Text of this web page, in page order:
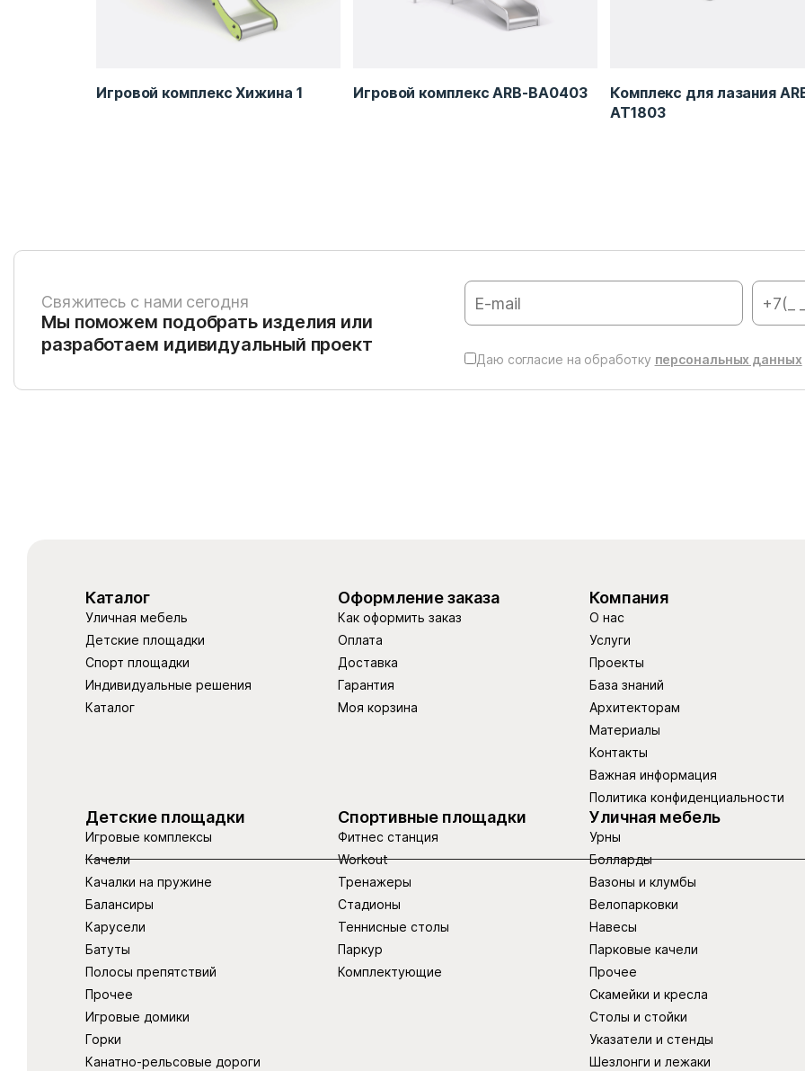
Игровой комплекс Хижина 1 Игровой комплекс ARB-BA0403
Комплекс для лазания
AT1803
Свяжитесь с нами сегодня
Мы поможем подобрать изделия или
разработаем идивидуальный проект
Даю согласие на обработку персональных данных
Каталог
Уличная мебель
Детские площадки
Спорт площадки
Индивидуальные решения
Каталог
Оформление заказа
Как оформить заказ
Оплата
Доставка
Гарантия
Моя корзина
Компания
О нас
Услуги
Проекты
База знаний
Архитекторам
Материалы
Контакты
Важная информация
Политика конфиденциальности
Детские площадки
Игровые комплексы
Качели
Качалки на пружине
Балансиры
Карусели
Батуты
Полосы препятствий
Прочее
Игровые домики
Горки
Канатно-рельсовые дороги
Спортивные площадки
Фитнес станция
Workout
Тренажеры
Стадионы
Теннисные столы
Паркур
Комплектующие
Уличная мебель
Урны
Болларды
Вазоны и клумбы
Велопарковки
Навесы
Парковые качели
Прочее
Скамейки и кресла
Столы и стойки
Указатели и стенды
Шезлонги и лежаки